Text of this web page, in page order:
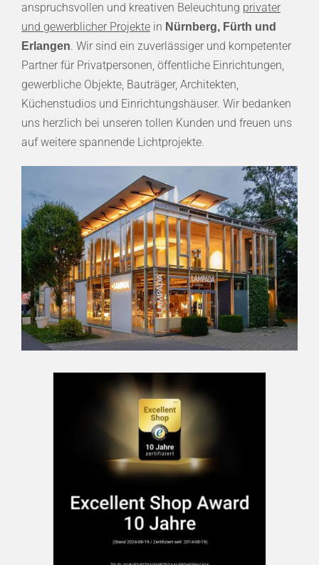
anspruchsvollen und kreativen Beleuchtung privater
und gewerblicher Projektein Nürnberg, Fürth und
Erlangen. Wir sind ein zuverlässiger und kompetenter
Partner für Privatpersonen, öffentliche Einrichtungen,
gewerbliche Objekte, Bauträger, Architekten,
Küchenstudios und Einrichtungshäuser. Wir bedanken
uns herzlich bei unseren tollen Kunden und freuen uns
auf weitere spannende Lichtprojekte.